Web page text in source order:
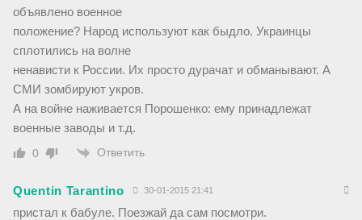
объявлено военное
положение? Народ используют как быдло. Украинцы
сплотились на волне
ненависти к России. Их просто дурачат и обманывают. А
СМИ зомбируют укров.
А на войне наживается Порошенко: ему принадлежат
военные заводы и т.д.
0 Ответить
Quentin Tarantino 30-01-2015 21:41
пристал к бабуле. Поезжай да сам посмотри.